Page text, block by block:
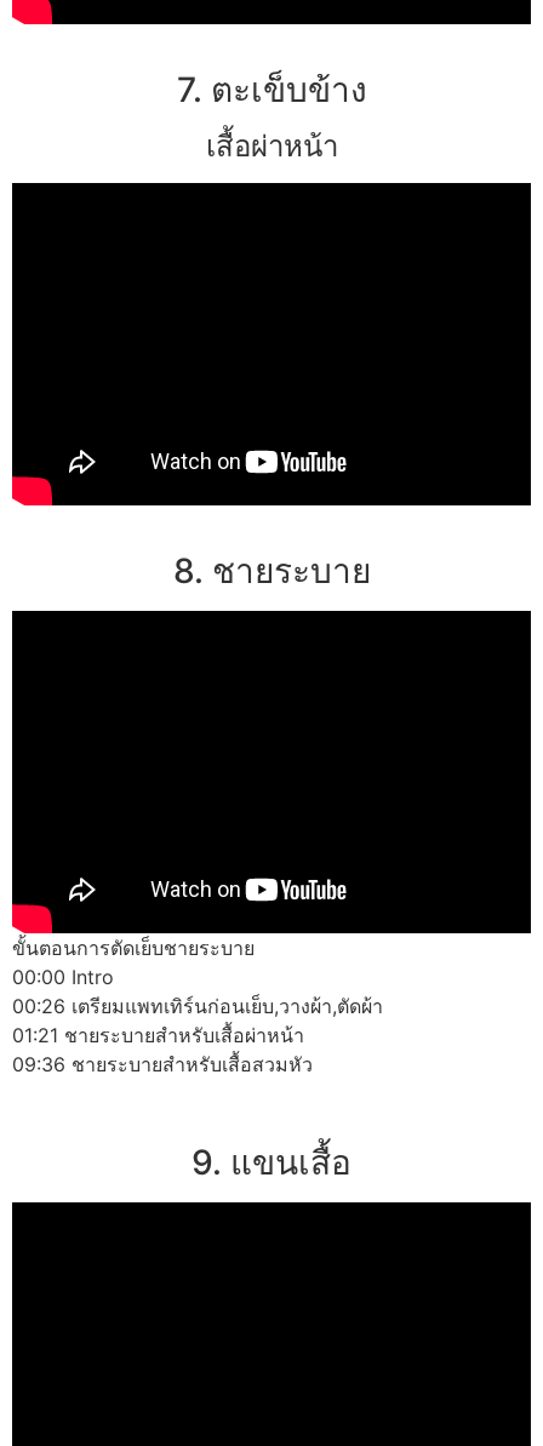
7. ตะเข็บข้าง
เสื้อผ่าหน้า
8. ชายระบาย
ขั้นตอนการตัดเย็บชายระบาย
00:00 Intro
00:26 เตรียมแพทเทิร์นก่อนเย็บ,วางผ้า,ตัดผ้า
01:21 ชายระบายสำหรับเสื้อผ่าหน้า
09:36 ชายระบายสำหรับเสื้อสวมหัว
9. แขนเสื้อ